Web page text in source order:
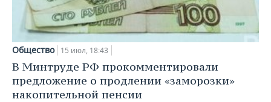
Общество 15 июл, 18:43
В Минтруде РФ прокомментировали
предложение о продлении «заморозки»
накопительной пенсии